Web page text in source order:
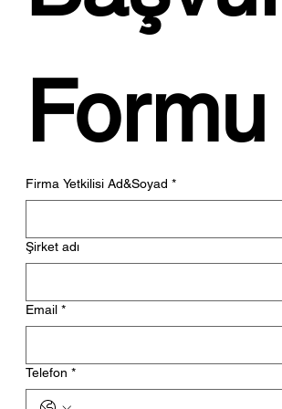
Formu
Firma Yetkilisi Ad&Soyad *
Şirket adı
Email *
Telefon *